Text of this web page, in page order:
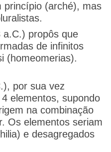
princípio (arché), mas
a.C.) propôs que
de infinitos
(homeomerias).
por sua vez
elementos, supondo
na combinação
Os elementos seriam
e desagregados